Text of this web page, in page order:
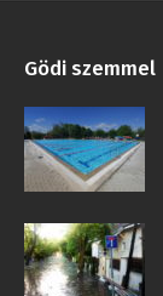
Gödi szemmel